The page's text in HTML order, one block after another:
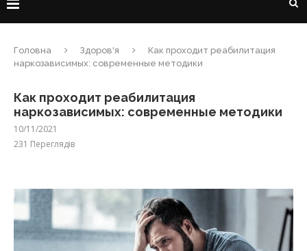
Головна Здоров'я
Как проходит реабилитация
наркозависимых: современные методики
Как проходит реабилитация
наркозависимых: современные методики
10/11/2021
231 Переглядів